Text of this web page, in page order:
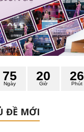
Ngày
75
Giờ
20
Phút
26
ĐỀ MỚI